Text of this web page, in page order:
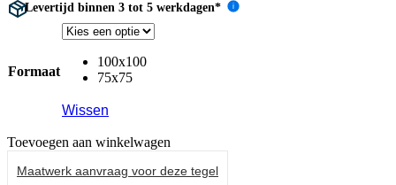
Levertijd binnen 3 tot 5 werkdagen* i
Formaat
100x100
75x75
Wissen
Toevoegen aan winkelwagen
Maatwerk aanvraag voor deze tegel